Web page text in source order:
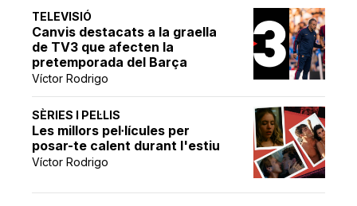
TELEVISIÓ
Canvis destacats a la graella
de TV3 que afecten la
pretemporada del Barça
Víctor Rodrigo
SÈRIES I PEL·LIS
Les millors pel·lícules per
posar-te calent durant l'estiu
Víctor Rodrigo